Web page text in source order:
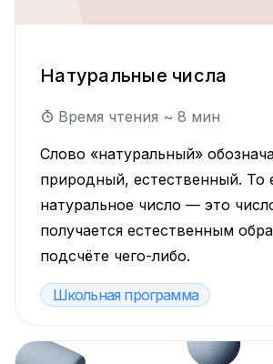
Натуральные числа
Время чтения ~8 мин
Слово «натуральный»
природный, естественный. То
натуральное число — это
получается естественным
подсчёте чего-либо.
Школьная программа